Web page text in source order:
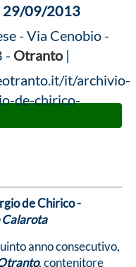
09/2013
- Via Cenobio -
- Otranto|
it/archivio-
de-chirico-
de Chirico -
Calarota
anno consecutivo,
, contenitore